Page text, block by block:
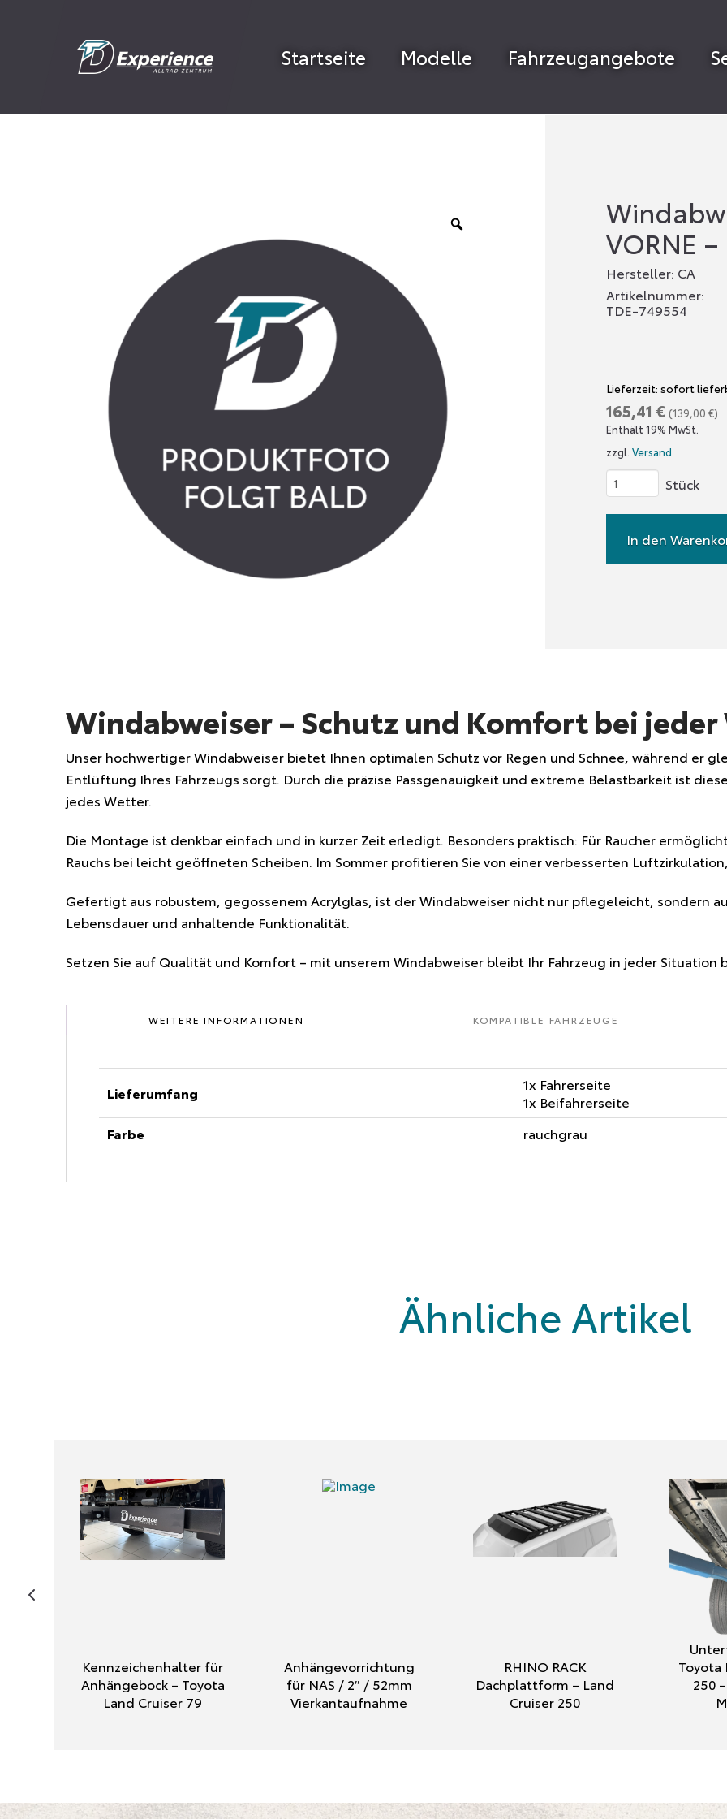
Startseite Modelle Fahrzeugangebote
VORNE
Hersteller: CA
Artikelnummer:
TDE-749554
Lieferzeit: sofort
165,41 € (139,00 €)
Enthält 19% MwSt.
zzgl. Versand
Windabweiser
LC
/
Menge
In den
Windabweiser – Schutz und Komfort bei
Unser hochwertiger Windabweiser bietet Ihnen optimalen Schutz vor Regen und Schnee, während er
Entlüftung Ihres Fahrzeugs sorgt. Durch die präzise Passgenauigkeit und extreme Belastbarkeit ist
jedes Wetter.
Die Montage ist denkbar einfach und in kurzer Zeit erledigt. Besonders praktisch: Für Raucher
Rauchs bei leicht geöffneten Scheiben. Im Sommer profitieren Sie von einer verbesserten
Gefertigt aus robustem, gegossenem Acrylglas, ist der Windabweiser nicht nur pflegeleicht, sondern
Lebensdauer und anhaltende Funktionalität.
Setzen Sie auf Qualität und Komfort – mit unserem Windabweiser bleibt Ihr Fahrzeug in jeder
WEITERE INFORMATIONEN KOMPATIBLE FAHRZEUGE
Lieferumfang
1x Fahrerseite
1x Beifahrerseite
Farbe
rauchgrau
Ähnliche Artikel
Kennzeichenhalter für
Anhängebock – Toyota
Land Cruiser 79
Anhängevorrichtung
für NAS / 2″ / 52mm
Vierkantaufnahme
RHINO RACK
Dachplattform – Land
Cruiser 250
Toyota
250